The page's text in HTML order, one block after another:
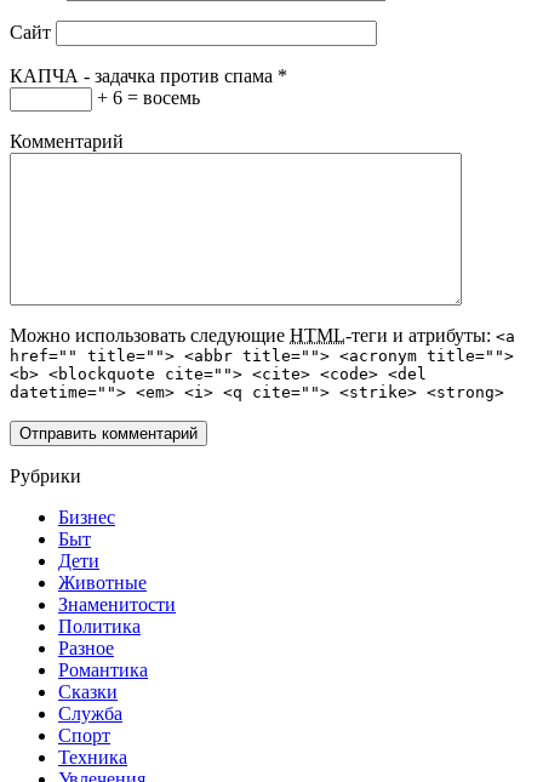
Сайт
КАПЧА - задачка против спама *
+ 6 = восемь
Комментарий
Можно использовать следующие HTML-теги и атрибуты: <a
href="" title=""> <abbr title=""> <acronym title="">
<b> <blockquote cite=""> <cite> <code> <del
datetime=""> <em> <i> <q cite=""> <strike> <strong>
Рубрики
Бизнес
Быт
Дети
Животные
Знаменитости
Политика
Разное
Романтика
Сказки
Служба
Спорт
Техника